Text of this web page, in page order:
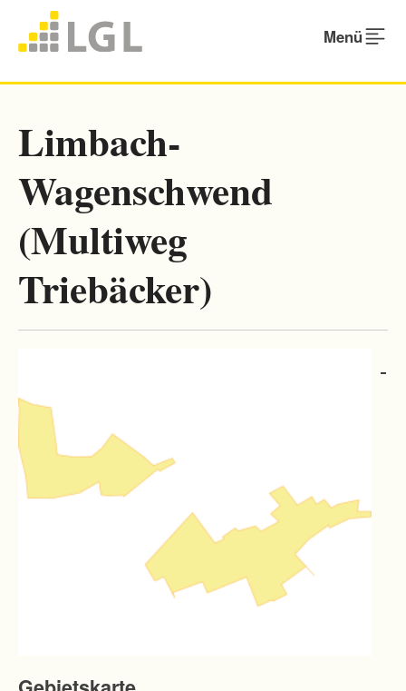
Menü
Limbach-
Wagenschwend
(Multiweg
Triebäcker)